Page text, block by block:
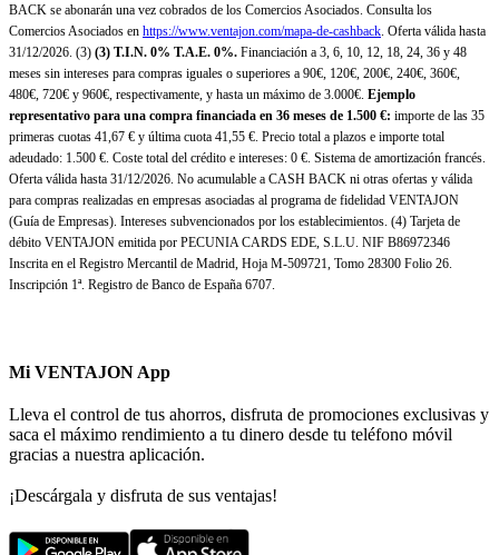
BACK se abonarán una vez cobrados de los Comercios Asociados. Consulta los
Comercios Asociados en https://www.ventajon.com/mapa-de-cashback. Oferta válida hasta
31/12/2026. (3) (3) T.I.N. 0% T.A.E. 0%. Financiación a 3, 6, 10, 12, 18, 24, 36 y 48
meses sin intereses para compras iguales o superiores a 90€, 120€, 200€, 240€, 360€,
480€, 720€ y 960€, respectivamente, y hasta un máximo de 3.000€. Ejemplo
representativo para una compra financiada en 36 meses de 1.500 €: importe de las 35
primeras cuotas 41,67 € y última cuota 41,55 €. Precio total a plazos e importe total
adeudado: 1.500 €. Coste total del crédito e intereses: 0 €. Sistema de amortización francés.
Oferta válida hasta 31/12/2026. No acumulable a CASH BACK ni otras ofertas y válida
para compras realizadas en empresas asociadas al programa de fidelidad VENTAJON
(Guía de Empresas). Intereses subvencionados por los establecimientos. (4) Tarjeta de
débito VENTAJON emitida por PECUNIA CARDS EDE, S.L.U. NIF B86972346
Inscrita en el Registro Mercantil de Madrid, Hoja M-509721, Tomo 28300 Folio 26.
Inscripción 1ª. Registro de Banco de España 6707.
Mi VENTAJON App
Lleva el control de tus ahorros, disfruta de promociones exclusivas y
saca el máximo rendimiento a tu dinero desde tu teléfono móvil
gracias a nuestra aplicación.
¡Descárgala y disfruta de sus ventajas!